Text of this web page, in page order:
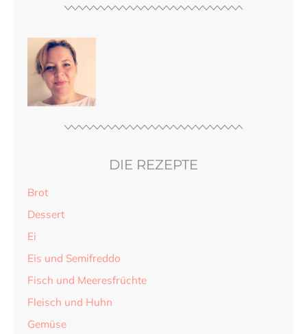
DIE REZEPTE
Brot
Dessert
Ei
Eis und Semifreddo
Fisch und Meeresfrüchte
Fleisch und Huhn
Gemüse